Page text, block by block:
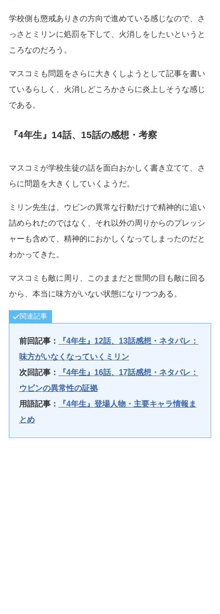
学校側も懲戒ありきの方向で進めている感じなので、さ
っさとミリンに処罰を下して、火消しをしたいというと
ころなのだろう。
マスコミも問題をさらに大きくしようとして記事を書い
ているらしく、火消しどころかさらに炎上しそうな感じ
である。
『4年生』14話、15話の感想・考察
マスコミが学校生徒の話を面白おかしく書き立てて、さ
らに問題を大きくしていくようだ。
ミリン先生は、ウビンの異常な行動だけで精神的に追い
詰められたのではなく、それ以外の周りからのプレッシ
ャーも含めて、精神的におかしくなってしまったのだと
わかってきた。
マスコミも敵に周り、このままだと世間の目も敵に回る
から、本当に味方がいない状態になりつつある。
関連記事
前回記事：
『4年生』12話、13話感想・ネタバレ：
味方がいなくなっていくミリン
次回記事：
『4年生』16話、17話感想・ネタバレ：
ウビンの異常性の証拠
用語記事：
『4年生』登場人物・主要キャラ情報ま
とめ